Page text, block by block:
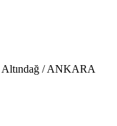
Altındağ / ANKARA